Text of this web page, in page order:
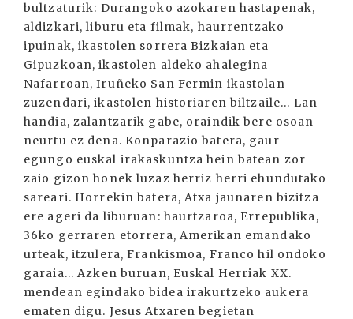
bultzaturik: Durangoko azokaren hastapenak,
aldizkari, liburu eta filmak, haurrentzako
ipuinak, ikastolen sorrera Bizkaian eta
Gipuzkoan, ikastolen aldeko ahalegina
Nafarroan, Iruñeko San Fermin ikastolan
zuzendari, ikastolen historiaren biltzaile... Lan
handia, zalantzarik gabe, oraindik bere osoan
neurtu ez dena. Konparazio batera, gaur
egungo euskal irakaskuntza hein batean zor
zaio gizon honek luzaz herriz herri ehundutako
sareari. Horrekin batera, Atxa jaunaren bizitza
ere ageri da liburuan: haurtzaroa, Errepublika,
36ko gerraren etorrera, Amerikan emandako
urteak, itzulera, Frankismoa, Franco hil ondoko
garaia... Azken buruan, Euskal Herriak XX.
mendean egindako bidea irakurtzeko aukera
ematen digu. Jesus Atxaren begietan